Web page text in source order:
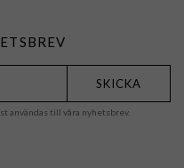
SKICKA
användas till våra nyhetsbrev.